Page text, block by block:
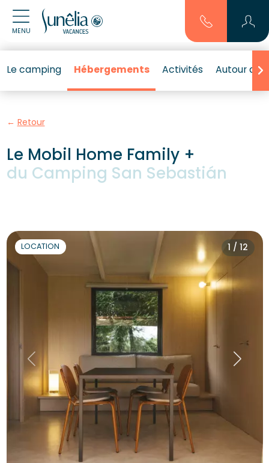
MENU
Le camping Hébergements Activités Autour de
Retour
Le Mobil Home Family +
du Camping San Sebastián
1 / 12
LOCATION